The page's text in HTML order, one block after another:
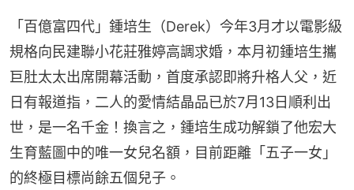
「百億富四代」鍾培生（Derek）今年3月才以電影級
規格向民建聯小花莊雅婷高調求婚，本月初鍾培生攜
巨肚太太出席開幕活動，首度承認即將升格人父，近
日有報道指，二人的愛情結晶品已於7月13日順利出
世，是一名千金！換言之，鍾培生成功解鎖了他宏大
生育藍圖中的唯一女兒名額，目前距離「五子一女」
的終極目標尚餘五個兒子。